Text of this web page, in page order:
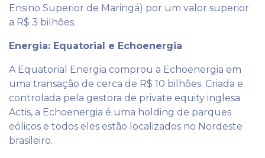
Ensino Superior de Maringá) por um valor superior
a R$ 3 bilhões.
Energia: Equatorial e Echoenergia
A Equatorial Energia comprou a Echoenergia em
uma transação de cerca de R$ 10 bilhões. Criada e
controlada pela gestora de private equity inglesa
Actis, a Echoenergia é uma holding de parques
eólicos e todos eles estão localizados no Nordeste
brasileiro.